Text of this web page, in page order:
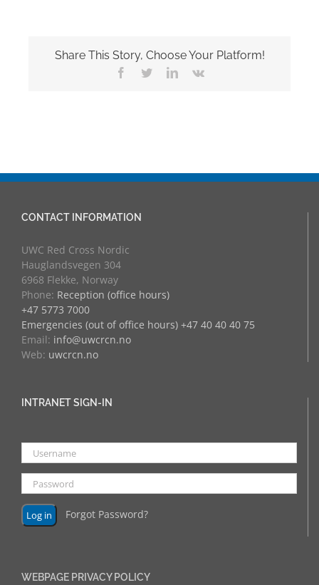
Share This Story, Choose Your Platform!
Facebook
TwitterLinkedIn
Vk
CONTACT INFORMATION
UWC Red Cross Nordic
Hauglandsvegen 304
6968 Flekke, Norway
Phone: Reception (office hours)
+47 5773 7000
Emergencies (out of office hours) +47 40 40 40 75
Email: info@uwcrcn.no
Web: uwcrcn.no
INTRANET SIGN-IN
Forgot Password?
WEBPAGE PRIVACY POLICY